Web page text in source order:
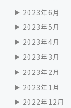
2023年6月
2023年5月
2023年4月
2023年3月
2023年2月
2023年1月
2022年12月